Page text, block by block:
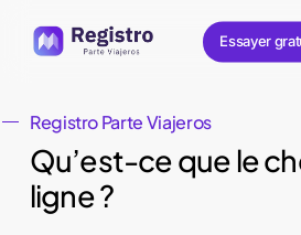
content
Essayer
Registro Parte Viajeros
Qu’est-ce que le
ligne ?